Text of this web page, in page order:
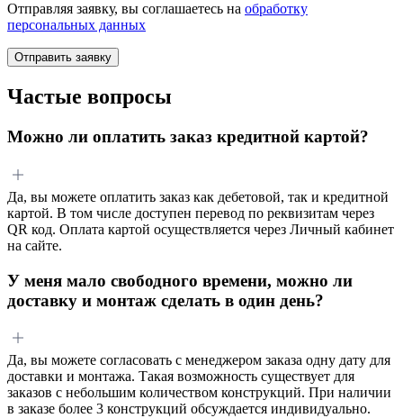
Отправляя заявку, вы соглашаетесь на обработку
персональных данных
Отправить заявку
Частые вопросы
Можно ли оплатить заказ кредитной картой?
Да, вы можете оплатить заказ как дебетовой, так и кредитной
картой. В том числе доступен перевод по реквизитам через
QR код. Оплата картой осуществляется через Личный кабинет
на сайте.
У меня мало свободного времени, можно ли
доставку и монтаж сделать в один день?
Да, вы можете согласовать с менеджером заказа одну дату для
доставки и монтажа. Такая возможность существует для
заказов с небольшим количеством конструкций. При наличии
в заказе более 3 конструкций обсуждается индивидуально.